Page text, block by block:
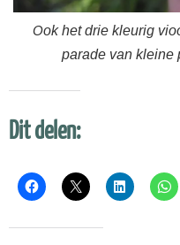
Ook het drie kleurig
parade van kleine
Dit delen: